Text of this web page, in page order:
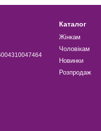
Каталог
Жінкам
Чоловікам
Новинки
Розпродаж